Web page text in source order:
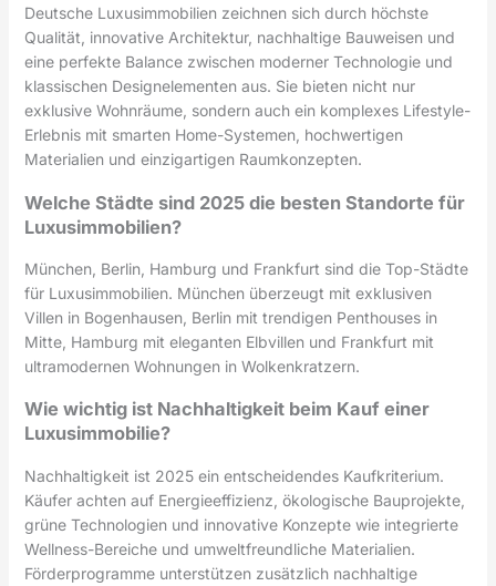
Deutsche Luxusimmobilien zeichnen sich durch höchste
Qualität, innovative Architektur, nachhaltige Bauweisen und
eine perfekte Balance zwischen moderner Technologie und
klassischen Designelementen aus. Sie bieten nicht nur
exklusive Wohnräume, sondern auch ein komplexes Lifestyle-
Erlebnis mit smarten Home-Systemen, hochwertigen
Materialien und einzigartigen Raumkonzepten.
Welche Städte sind 2025 die besten Standorte für
Luxusimmobilien?
München, Berlin, Hamburg und Frankfurt sind die Top-Städte
für Luxusimmobilien. München überzeugt mit exklusiven
Villen in Bogenhausen, Berlin mit trendigen Penthouses in
Mitte, Hamburg mit eleganten Elbvillen und Frankfurt mit
ultramodernen Wohnungen in Wolkenkratzern.
Wie wichtig ist Nachhaltigkeit beim Kauf einer
Luxusimmobilie?
Nachhaltigkeit ist 2025 ein entscheidendes Kaufkriterium.
Käufer achten auf Energieeffizienz, ökologische Bauprojekte,
grüne Technologien und innovative Konzepte wie integrierte
Wellness-Bereiche und umweltfreundliche Materialien.
Förderprogramme unterstützen zusätzlich nachhaltige